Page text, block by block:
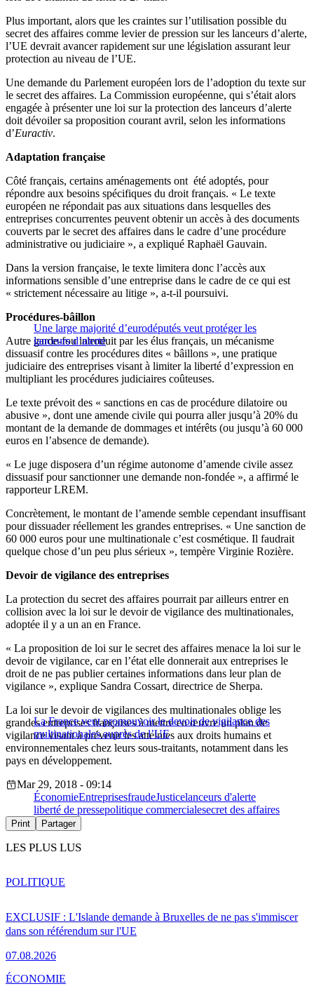
Plus important, alors que les craintes sur l’utilisation possible du
secret des affaires comme levier de pression sur les lanceurs d’alerte,
l’UE devrait avancer rapidement sur une législation assurant leur
protection au niveau de l’UE.
Une demande du Parlement européen lors de l’adoption du texte sur
le secret des affaires. La Commission européenne, qui s’était alors
engagée à présenter une loi sur la protection des lanceurs d’alerte
doit dévoiler sa proposition courant avril, selon les informations
d’Euractiv.
Adaptation française
Côté français, certains aménagements ont été adoptés, pour
répondre aux besoins spécifiques du droit français. « Le texte
européen ne répondait pas aux situations dans lesquelles des
entreprises concurrentes peuvent obtenir un accès à des documents
couverts par le secret des affaires dans le cadre d’une procédure
administrative ou judiciaire », a expliqué Raphaël Gauvain.
Dans la version française, le texte limitera donc l’accès aux
informations sensible d’une entreprise dans le cadre de ce qui est
« strictement nécessaire au litige », a-t-il poursuivi.
Une large majorité d’eurodéputés veut protéger les
lanceurs d’alerte
Procédures-bâillon
Autre garde-fou introduit par les élus français, un mécanisme
dissuasif contre les procédures dites « bâillons », une pratique
judiciaire des entreprises visant à limiter la liberté d’expression en
multipliant les procédures judiciaires coûteuses.
Le texte prévoit des « sanctions en cas de procédure dilatoire ou
abusive », dont une amende civile qui pourra aller jusqu’à 20% du
montant de la demande de dommages et intérêts (ou jusqu’à 60 000
euros en l’absence de demande).
« Le juge disposera d’un régime autonome d’amende civile assez
dissuasif pour sanctionner une demande non-fondée », a affirmé le
rapporteur LREM.
Concrètement, le montant de l’amende semble cependant insuffisant
pour dissuader réellement les grandes entreprises. « Une sanction de
60 000 euros pour une multinationale c’est cosmétique. Il faudrait
quelque chose d’un peu plus sérieux », tempère Virginie Rozière.
Devoir de vigilance des entreprises
La protection du secret des affaires pourrait par ailleurs entrer en
collision avec la loi sur le devoir de vigilance des multinationales,
adoptée il y a un an en France.
« La proposition de loi sur le secret des affaires menace la loi sur le
devoir de vigilance, car en l’état elle donnerait aux entreprises le
droit de ne pas publier certaines informations dans leur plan de
vigilance », explique Sandra Cossart, directrice de Sherpa.
La France veut promouvoir le devoir de vigilance des
multinationales auprès de l’UE
La loi sur le devoir de vigilances des multinationales oblige les
grandes entreprises françaises à mettre en œuvre un plan de
vigilance visant à prévenir les atteintes aux droits humains et
environnementales chez leurs sous-traitants, notamment dans les
pays en développement.
Mar 29, 2018 - 09:14
ÉconomieEntreprisesfraudeJusticelanceurs d'alerte
liberté de pressepolitique commercialesecret des affaires
Print Partager
LES PLUS LUS
EXCLUSIF : L'Islande demande à Bruxelles de ne pas s'immiscer
dans son référendum sur l'UE
07.08.2026
POLITIQUE
ÉCONOMIE